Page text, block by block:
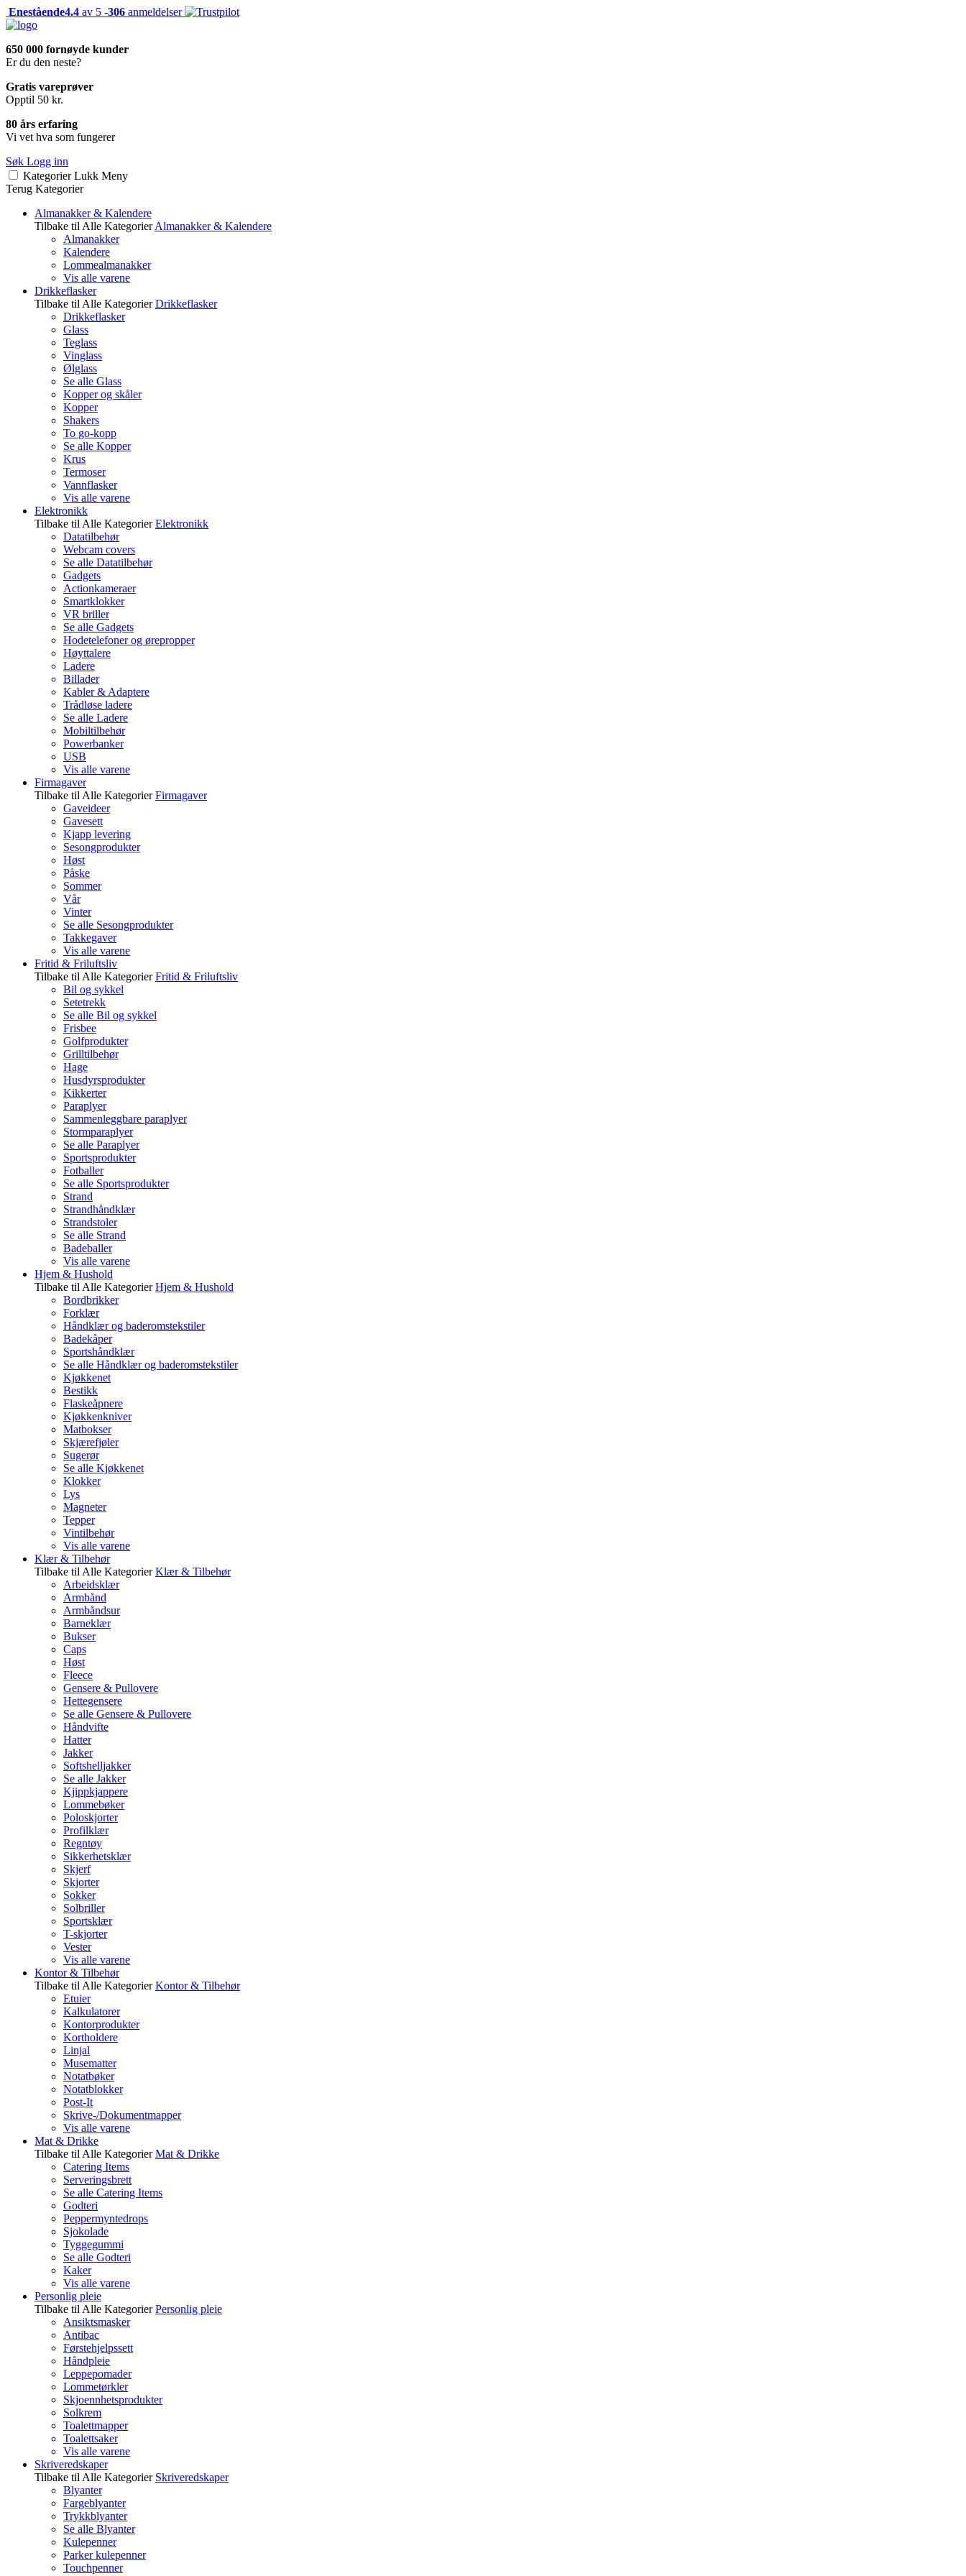
Enestående4.4 av 5 -306 anmeldelser
650 000 fornøyde kunder
Er du den neste?
Gratis vareprøver
Opptil 50 kr.
80 års erfaring
Vi vet hva som fungerer
Søk Logg inn
Kategorier Lukk Meny
Terug Kategorier
Almanakker & Kalendere
Tilbake til Alle Kategorier Almanakker & Kalendere
Almanakker
Kalendere
Lommealmanakker
Vis alle varene
Drikkeflasker
Tilbake til Alle Kategorier Drikkeflasker
Drikkeflasker
Glass
Teglass
Vinglass
Ølglass
Se alle Glass
Kopper og skåler
Kopper
Shakers
To go-kopp
Se alle Kopper
Krus
Termoser
Vannflasker
Vis alle varene
Elektronikk
Tilbake til Alle Kategorier Elektronikk
Datatilbehør
Webcam covers
Se alle Datatilbehør
Gadgets
Actionkameraer
Smartklokker
VR briller
Se alle Gadgets
Hodetelefoner og ørepropper
Høyttalere
Ladere
Billader
Kabler & Adaptere
Trådløse ladere
Se alle Ladere
Mobiltilbehør
Powerbanker
USB
Vis alle varene
Firmagaver
Tilbake til Alle Kategorier Firmagaver
Gaveideer
Gavesett
Kjapp levering
Sesongprodukter
Høst
Påske
Sommer
Vår
Vinter
Se alle Sesongprodukter
Takkegaver
Vis alle varene
Fritid & Friluftsliv
Tilbake til Alle Kategorier Fritid & Friluftsliv
Bil og sykkel
Setetrekk
Se alle Bil og sykkel
Frisbee
Golfprodukter
Grilltilbehør
Hage
Husdyrsprodukter
Kikkerter
Paraplyer
Sammenleggbare paraplyer
Stormparaplyer
Se alle Paraplyer
Sportsprodukter
Fotballer
Se alle Sportsprodukter
Strand
Strandhåndklær
Strandstoler
Se alle Strand
Badeballer
Vis alle varene
Hjem & Hushold
Tilbake til Alle Kategorier Hjem & Hushold
Bordbrikker
Forklær
Håndklær og baderomstekstiler
Badekåper
Sportshåndklær
Se alle Håndklær og baderomstekstiler
Kjøkkenet
Bestikk
Flaskeåpnere
Kjøkkenkniver
Matbokser
Skjærefjøler
Sugerør
Se alle Kjøkkenet
Klokker
Lys
Magneter
Tepper
Vintilbehør
Vis alle varene
Klær & Tilbehør
Tilbake til Alle Kategorier Klær & Tilbehør
Arbeidsklær
Armbånd
Armbåndsur
Barneklær
Bukser
Caps
Høst
Fleece
Gensere & Pullovere
Hettegensere
Se alle Gensere & Pullovere
Håndvifte
Hatter
Jakker
Softshelljakker
Se alle Jakker
Kjippkjappere
Lommebøker
Poloskjorter
Profilklær
Regntøy
Sikkerhetsklær
Skjerf
Skjorter
Sokker
Solbriller
Sportsklær
T-skjorter
Vester
Vis alle varene
Kontor & Tilbehør
Tilbake til Alle Kategorier Kontor & Tilbehør
Etuier
Kalkulatorer
Kontorprodukter
Kortholdere
Linjal
Musematter
Notatbøker
Notatblokker
Post-It
Skrive-/Dokumentmapper
Vis alle varene
Mat & Drikke
Tilbake til Alle Kategorier Mat & Drikke
Catering Items
Serveringsbrett
Se alle Catering Items
Godteri
Peppermyntedrops
Sjokolade
Tyggegummi
Se alle Godteri
Kaker
Vis alle varene
Personlig pleie
Tilbake til Alle Kategorier Personlig pleie
Ansiktsmasker
Antibac
Førstehjelpssett
Håndpleie
Leppepomader
Lommetørkler
Skjoennhetsprodukter
Solkrem
Toalettmapper
Toalettsaker
Vis alle varene
Skriveredskaper
Tilbake til Alle Kategorier Skriveredskaper
Blyanter
Fargeblyanter
Trykkblyanter
Se alle Blyanter
Kulepenner
Parker kulepenner
Touchpenner